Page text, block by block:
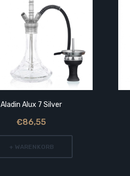
Aladin Alux 7 Silver
€86,55
+ WARENKORB